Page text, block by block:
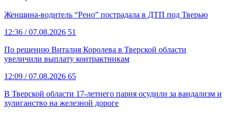
Женщина-водитель “Рено” пострадала в ДТП под Тверью
12:36 / 07.08.2026 51
По решению Виталия Королева в Тверской области
увеличили выплату контрактникам
12:09 / 07.08.2026 65
В Тверской области 17-летнего парня осудили за вандализм и
хулиганство на железной дороге